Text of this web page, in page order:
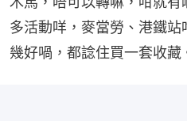
多活動咩，麥當勞、港鐵
幾好喎，都諗住買一套收藏